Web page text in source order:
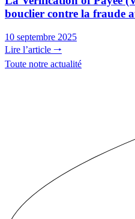
bouclier contre la fraude
10 septembre 2025
Lire l’article 🠒
Toute notre actualité